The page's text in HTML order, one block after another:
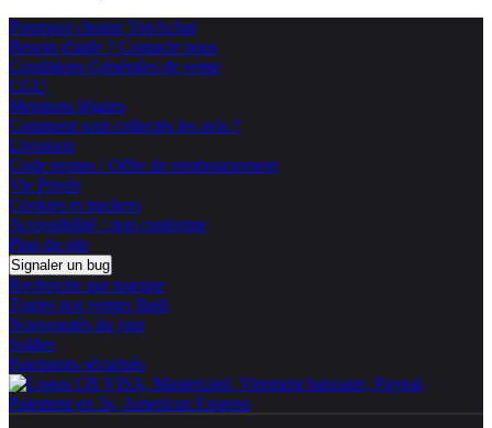
Pourquoi choisir TopAchat
Besoin d'aide ? Contacte nous
Conditions Générales de vente
CGU
Mentions légales
Comment sont collectés les avis ?
Livraison
Code promo / Offre de remboursement
Vie Privée
Cookies et trackers
Accessibilité : non conforme
Plan du site
Signaler un bug
Recherche par marque
Toutes nos ventes flash
Nouveautés du jour
Soldes
Paiements sécurisés